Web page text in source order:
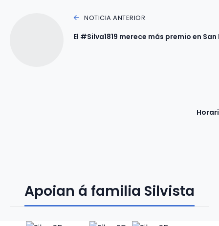
NOTICIA ANTERIOR
El #Silva1819 merece más premio en
Apoian á familia Silvista